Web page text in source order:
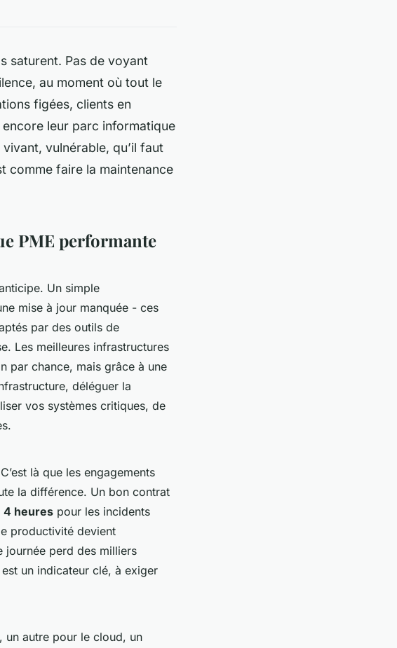
saturent. Pas de voyant
au moment où tout le
figées, clients en
leur parc informatique
vulnérable, qu’il faut
comme faire la maintenance
PME performante
Un simple
mise à jour manquée - ces
par des outils de
Les meilleures infrastructures
par chance, mais grâce à une
déléguer la
vos systèmes critiques, de
là que les engagements
la différence. Un bon contrat
4 heures pour les incidents
productivité devient
journée perd des milliers
un indicateur clé, à exiger
un autre pour le cloud, un